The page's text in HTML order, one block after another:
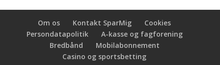
Om os Kontakt SparMig
Cookies
Persondatapolitik
A-kasse og fagforening
Bredbånd
Mobilabonnement
Casino og sportsbetting